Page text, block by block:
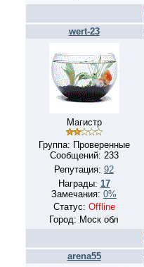
wert-23
Магистр
Группа: Проверенные
Сообщений: 233
Репутация: 92
Награды: 17
Замечания: 0%
Статус: Offline
Город: Моск обл
arena55